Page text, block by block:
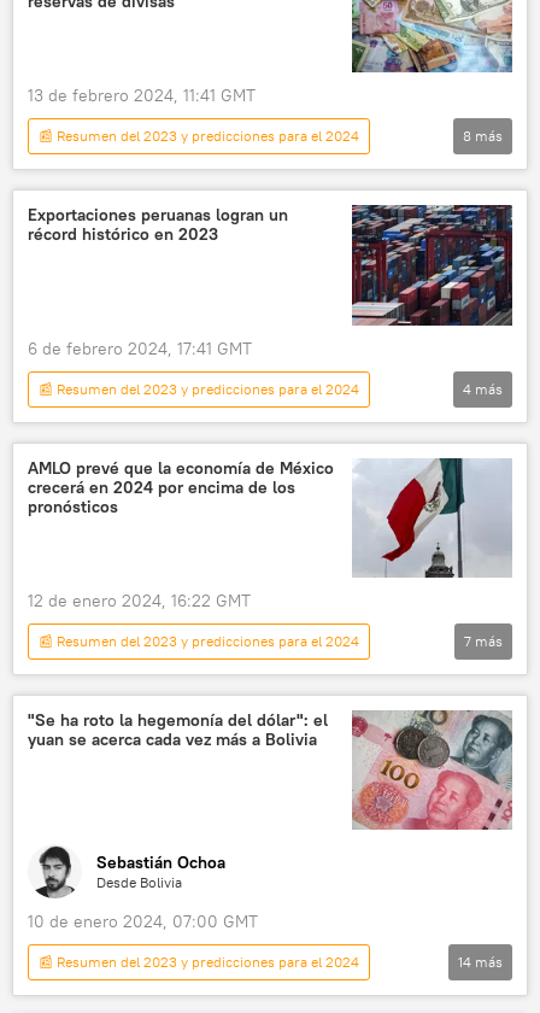
13 de febrero 2024, 11:41 GMT
📰 Resumen del 2023 y predicciones para el 2024
Economía
📈 Mercados y finanzas
Rusia
💶 Divisas
reservas de oro
Occidente
💬 Opinión y Análisis
📰 Consecuencias económicas de las sanciones occidentales contra Rusia
8 más
Exportaciones peruanas logran un
récord histórico en 2023
6 de febrero 2024, 17:41 GMT
📰 Resumen del 2023 y predicciones para el 2024
América Latina
📈 Mercados y finanzas
Perú
exportaciones
4 más
AMLO prevé que la economía de México
crecerá en 2024 por encima de los
pronósticos
12 de enero 2024, 16:22 GMT
📰 Resumen del 2023 y predicciones para el 2024
América Latina
Andrés Manuel López Obrador
México
Inegi
📈 Mercados y finanzas
7 más
"Se ha roto la hegemonía del dólar": el
yuan se acerca cada vez más a Bolivia
Sebastián Ochoa
Desde Bolivia
10 de enero 2024, 07:00 GMT
📰 Resumen del 2023 y predicciones para el 2024
Economía
China
EEUU
14 más